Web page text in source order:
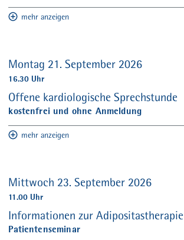
mehr anzeigen
Montag 21. September 2026
16.30 Uhr
Offene kardiologische Sprechstunde
kostenfrei und ohne Anmeldung
mehr anzeigen
Mittwoch 23. September 2026
11.00 Uhr
Informationen zur Adipositastherapie
Patientenseminar